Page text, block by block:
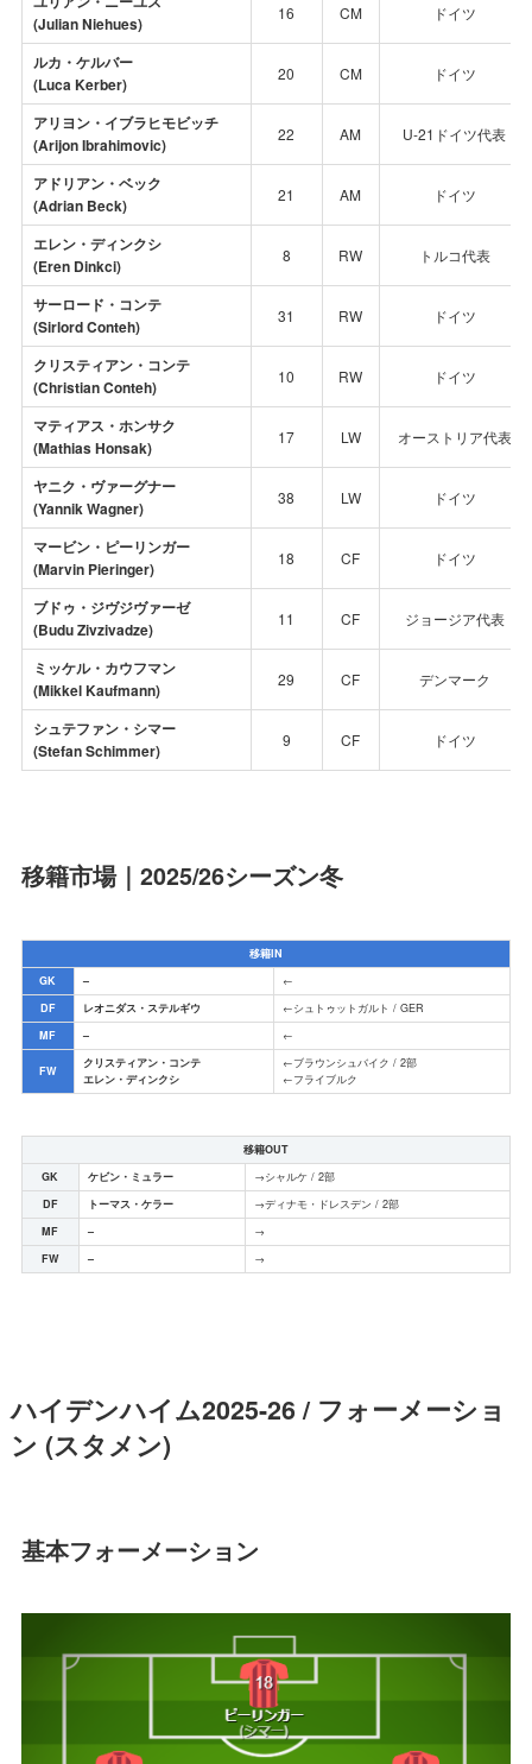
(Julian Niehues)
16 CM ドイツ
ルカ・ケルバー
(Luca Kerber)
20 CM ドイツ
アリヨン・イブラヒモビッチ
(Arijon Ibrahimovic)
22 AM U-21ドイツ代表
アドリアン・ベック
(Adrian Beck)
21 AM ドイツ
エレン・ディンクシ
(Eren Dinkci)
8 RW トルコ代表
サーロード・コンテ
(Sirlord Conteh)
31 RW ドイツ
クリスティアン・コンテ
(Christian Conteh)
10 RW ドイツ
マティアス・ホンサク
(Mathias Honsak)
17 LW オーストリア代表
ヤニク・ヴァーグナー
(Yannik Wagner)
38 LW ドイツ
マービン・ピーリンガー
(Marvin Pieringer)
18 CF ドイツ
ブドゥ・ジヴジヴァーゼ
(Budu Zivzivadze)
11 CF ジョージア代表
ミッケル・カウフマン
(Mikkel Kaufmann)
29 CF デンマーク
シュテファン・シマー
(Stefan Schimmer)
9 CF ドイツ
移籍市場｜2025/26シーズン冬
移籍IN
GK
–
←
DF
レオニダス・ステルギウ
←シュトゥットガルト / GER
MF
– ←
FW
クリスティアン・コンテ
エレン・ディンクシ
←ブラウンシュバイク / 2部
←フライブルク
移籍OUT
GK
ケビン・ミュラー
→シャルケ / 2部
DF
トーマス・ケラー
→ディナモ・ドレスデン / 2部
MF
–
→
FW
– →
ハイデンハイム2025-26 / フォーメーショ
ン (スタメン)
基本フォーメーション